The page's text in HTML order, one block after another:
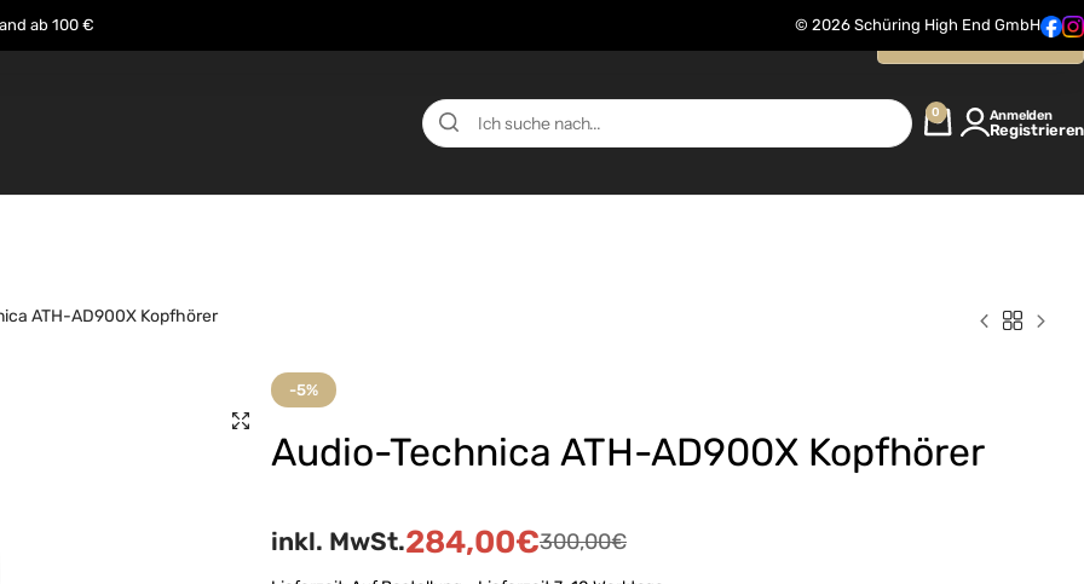
ab 100 € © 2026 Schüring High End GmbH
0 Anmelden
Registrieren
Über uns Kontaktanfrage
ATH-AD900X Kopfhörer
-5%
Audio-Technica ATH-AD900X Kopfhörer
300,00€
284,00€
inkl. MwSt.